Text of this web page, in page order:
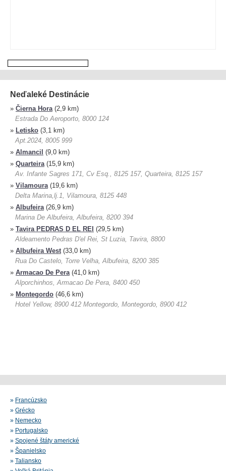
Neďaleké Destinácie
» Čierna Hora(2,9 km)
Estrada Do Aeroporto, 8000 124
» Letisko (3,1 km)
Apt.2024, 8005 999
» Almancil (9,0 km)
» Quarteira(15,9 km)
Av. Infante Sagres 171, Cv Esq., 8125 157, Quarteira, 8125 157
» Vilamoura(19,6 km)
Delta Marina,lj.1, Vilamoura, 8125 448
» Albufeira(26,9 km)
Marina De Albufeira, Albufeira, 8200 394
» Tavira PEDRAS D EL REI (29,5 km)
Aldeamento Pedras D'el Rei, St Luzia, Tavira, 8800
» Albufeira West(33,0 km)
Rua Do Castelo, Torre Velha, Albufeira, 8200 385
» Armacao De Pera(41,0 km)
Alporchinhos, Armacao De Pera, 8400 450
» Montegordo (46,6 km)
Hotel Yellow, 8900 412 Montegordo, Montegordo, 8900 412
» Francúzsko
» Grécko
» Nemecko
» Portugalsko
» Spojené štáty americké
» Španielsko
» Taliansko